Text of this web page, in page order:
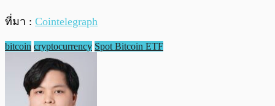
ที่มา : Cointelegraph
bitcoin cryptocurrency Spot Bitcoin ETF